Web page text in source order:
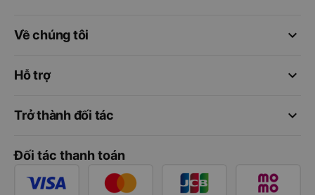
keyboard_arrow_down
Về chúng tôi
keyboard_arrow_down
Hỗ trợ
keyboard_arrow_down
Trở thành đối tác
Đối tác thanh toán